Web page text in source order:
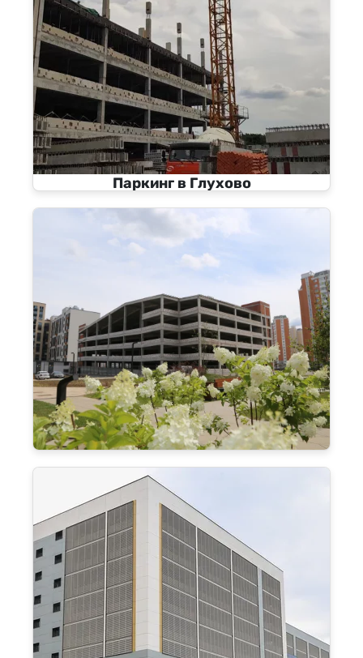
Паркинг в Глухово
80000 м²
17500 м²